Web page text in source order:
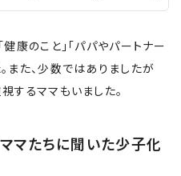
康のこと」「パパやパートナー
また、少数ではありましたが
するママもいました。
マたちに聞いた少子化